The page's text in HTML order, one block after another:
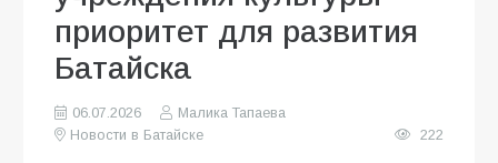
приоритет для развития
Батайска
06.07.2026
Малика Тапаева
Новости в Батайске
222